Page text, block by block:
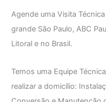
Agende uma Visita
grande São Paulo, ABC
Litoral e no Brasil.
Temos uma Equipe
realizar a domicílio: